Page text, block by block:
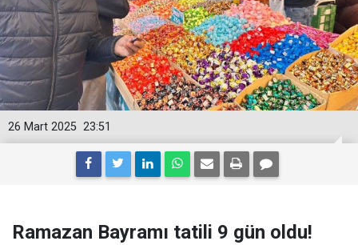
23:51
26 Mart 2025
Ramazan Bayramı tatili 9 gün oldu!